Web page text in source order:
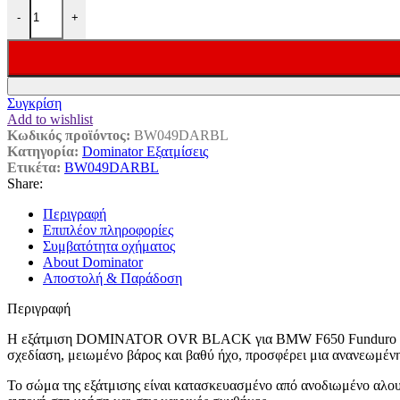
- +
Συγκρίση
Add to wishlist
Κωδικός προϊόντος: BW049DARBL
Κατηγορία: Dominator Εξατμίσεις
Ετικέτα: BW049DARBL
Share:
Περιγραφή
Επιπλέον πληροφορίες
Συμβατότητα οχήματος
About Dominator
Αποστολή & Παράδοση
Περιγραφή
Η εξάτμιση DOMINATOR OVR BLACK για BMW F650 Funduro
σχεδίαση, μειωμένο βάρος και βαθύ ήχο, προσφέρει μια
Το σώμα της εξάτμισης είναι κατασκευασμένο από ανοδιωμένο